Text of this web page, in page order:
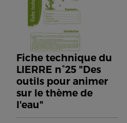
Fiche technique du
LIERRE n°25 "Des
outils pour animer
sur le thème de
l'eau"